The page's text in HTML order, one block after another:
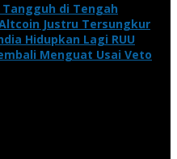
di Tengah
Justru Tersungkur
Hidupkan Lagi RUU
Menguat Usai Veto